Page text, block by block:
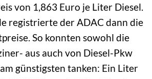
von 1,863 Euro je Liter Diesel.
registrierte der ADAC dann die
So konnten sowohl die
aus auch von Diesel-Pkw
günstigsten tanken: Ein Liter